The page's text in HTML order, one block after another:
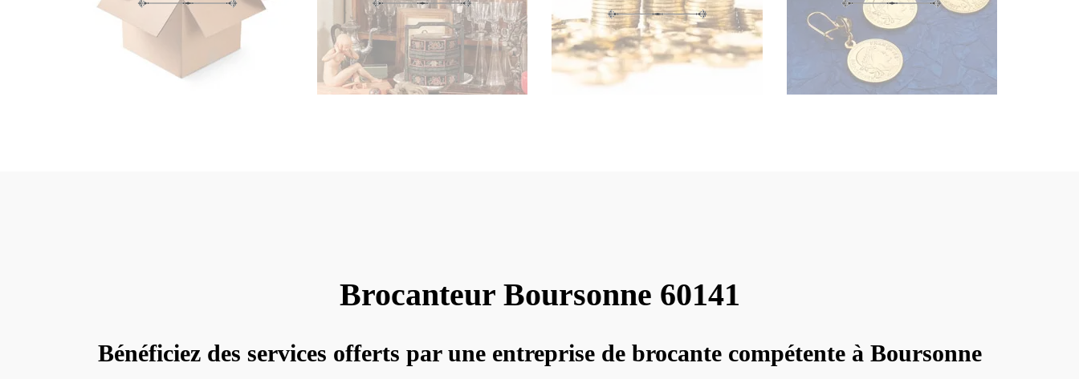
Brocanteur Boursonne 60141
Bénéficiez des services offerts par une entreprise de brocante compétente à Boursonne